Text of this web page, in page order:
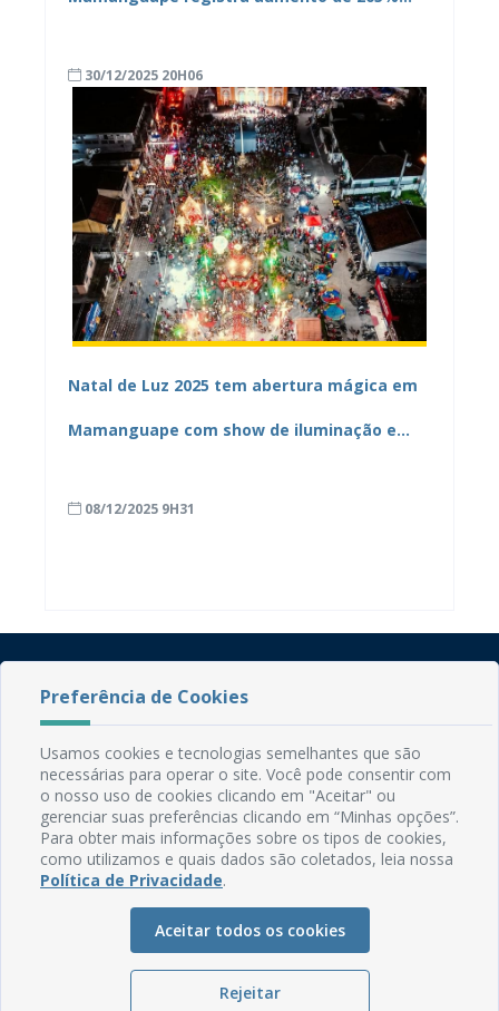
30/12/2025 20H06
Natal de Luz 2025 tem abertura mágica em
Mamanguape com show de iluminação e
08/12/2025 9H31
Rua do Imperador, 78, Centro
CEP: 58.280-000 - Mamanguape/PB
Fone: (83) 3292-2246
Email: comunicacao@mamanguape.pb.gov.br
Expediente: Segunda à Sexta, das 08h às 13h
Mapa do Site
Perguntas frequentes
Preferência de Cookies
Usamos cookies e tecnologias semelhantes que são
necessárias para operar o site. Você pode consentir com
o nosso uso de cookies clicando em "Aceitar" ou
gerenciar suas preferências clicando em “Minhas opções”.
Para obter mais informações sobre os tipos de cookies,
como utilizamos e quais dados são coletados, leia nossa
Política de Privacidade.
Aceitar todos os cookies
Rejeitar